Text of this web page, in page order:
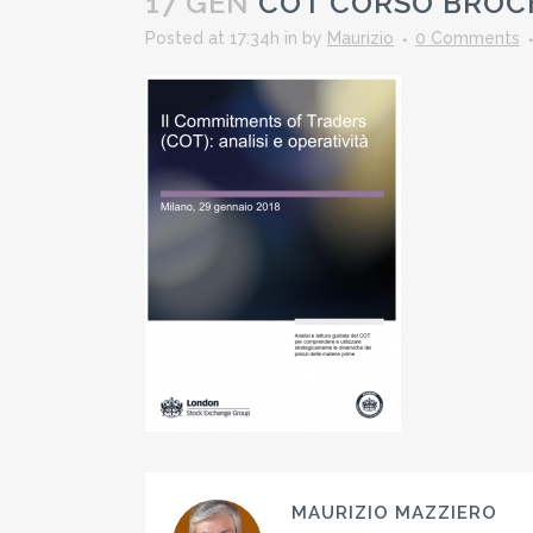
Posted at 17:34h in by Maurizio 0 Comments
MAURIZIO MAZZIERO